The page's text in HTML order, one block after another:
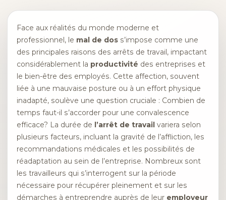
Face aux réalités du monde moderne et
professionnel, le mal de dos s’impose comme une
des principales raisons des arrêts de travail, impactant
considérablement la productivité des entreprises et
le bien-être des employés. Cette affection, souvent
liée à une mauvaise posture ou à un effort physique
inadapté, soulève une question cruciale : Combien de
temps faut-il s’accorder pour une convalescence
efficace? La durée de l’arrêt de travail variera selon
plusieurs facteurs, incluant la gravité de l’affliction, les
recommandations médicales et les possibilités de
réadaptation au sein de l’entreprise. Nombreux sont
les travailleurs qui s’interrogent sur la période
nécessaire pour récupérer pleinement et sur les
démarches à entreprendre auprès de leur employeur